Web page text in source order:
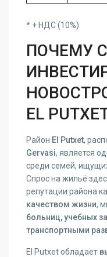
* + НДС (10%)
ПОЧЕМУ
EL
Район El Putxet,
Gervasi, является
среди семей,
Спрос на жильё
репутации района
качеством жизни,
больниц, учебных
транспортными
El Putxet обладает